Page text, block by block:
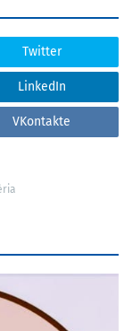
Twitter
LinkedIn
VKontakte